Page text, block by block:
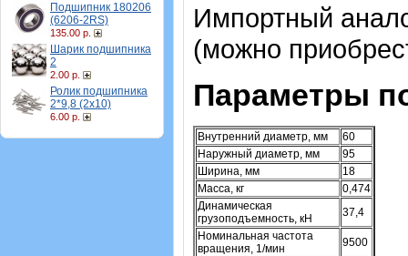
Подшипник 180206
(6206-2RS)
135.00 р.
Шарик подшипника
2
2.00 р.
Ролик подшипника
2*9,8 (2х10)
6.00 р.
Импортный
(можно
Параметры
Внутренний диаметр, мм
60
Наружный диаметр, мм
95
Ширина, мм
18
Масса, кг
0,474
Динамическая
грузоподъемность, кН
37,4
Номинальная частота
вращения, 1/мин
9500